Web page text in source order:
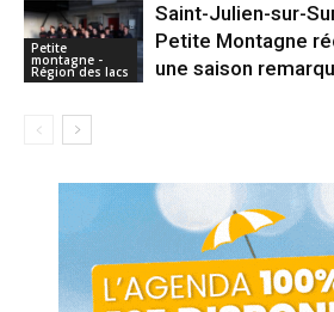
Petite
montagne -
Région des lacs
Saint-Julien-sur-
Petite Montagne
une saison